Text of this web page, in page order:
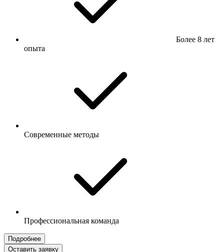
Более 8 лет
опыта
Современные методы
Профессиональная команда
Подробнее
Оставить заявку